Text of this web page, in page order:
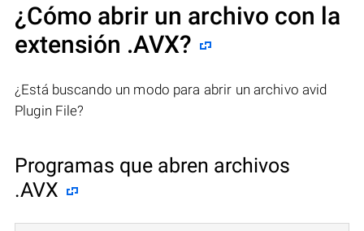
¿Cómo abrir un archivo con la
extensión .AVX?
¿Está buscando un modo para abrir un archivo avid
Plugin File?
Programas que abren archivos
.AVX